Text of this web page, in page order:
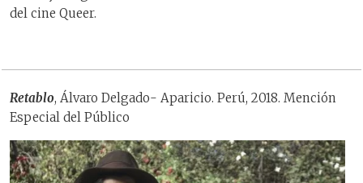
del cine Queer.
Retablo, Álvaro Delgado- Aparicio. Perú, 2018. Mención
Especial del Público